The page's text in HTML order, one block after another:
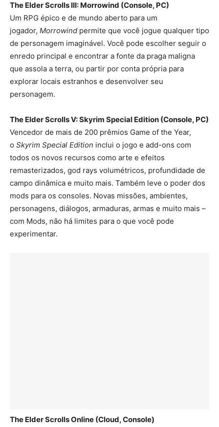
The Elder Scrolls III: Morrowind (Console, PC)
Um RPG épico e de mundo aberto para um
jogador, Morrowind permite que você jogue qualquer tipo
de personagem imaginável. Você pode escolher seguir o
enredo principal e encontrar a fonte da praga maligna
que assola a terra, ou partir por conta própria para
explorar locais estranhos e desenvolver seu
personagem.
The Elder Scrolls V: Skyrim Special Edition (Console, PC)
Vencedor de mais de 200 prêmios Game of the Year,
o Skyrim Special Edition inclui o jogo e add-ons com
todos os novos recursos como arte e efeitos
remasterizados, god rays volumétricos, profundidade de
campo dinâmica e muito mais. Também leve o poder dos
mods para os consoles. Novas missões, ambientes,
personagens, diálogos, armaduras, armas e muito mais –
com Mods, não há limites para o que você pode
experimentar.
The Elder Scrolls Online (Cloud, Console)